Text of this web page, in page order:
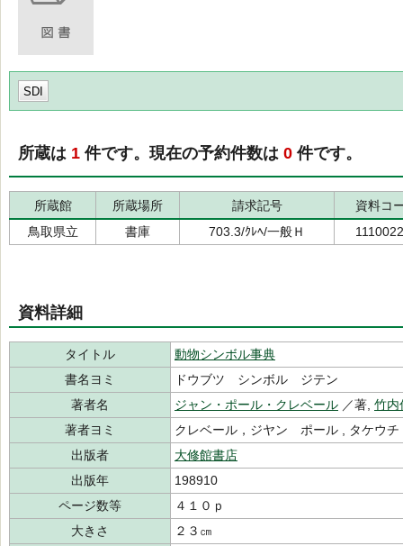
SDI
所蔵は 1 件です。現在の予約件数は 0 件です。
所蔵館 所蔵場所 請求記号
資料コ
鳥取県立
書庫 703.3/ｸﾚﾍ/一般Ｈ
資料詳細
タイトル
動物シンボル事典
書名ヨミ
ドウブツ シンボル ジテン
著者名
ジャン・ポール・クレベール ／著, 竹内
著者ヨミ
クレベール，ジヤン ポール , タケウ
出版者
大修館書店
出版年
198910
ページ数等
４１０ｐ
大きさ
２３㎝